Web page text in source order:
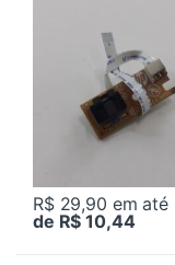
R$ 29,90 em até
de R$ 10,44